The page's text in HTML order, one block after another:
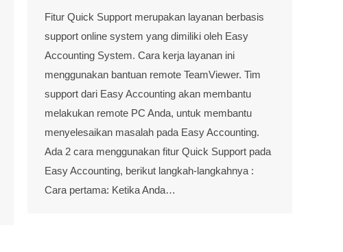
Fitur Quick Support merupakan layanan berbasis
support online system yang dimiliki oleh Easy
Accounting System. Cara kerja layanan ini
menggunakan bantuan remote TeamViewer. Tim
support dari Easy Accounting akan membantu
melakukan remote PC Anda, untuk membantu
menyelesaikan masalah pada Easy Accounting.
Ada 2 cara menggunakan fitur Quick Support pada
Easy Accounting, berikut langkah-langkahnya :
Cara pertama: Ketika Anda…